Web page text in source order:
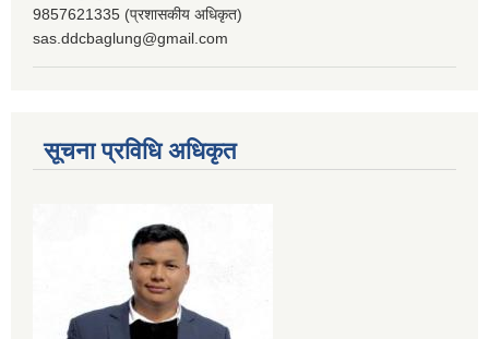
9857621335 (प्रशासकीय अधिकृत)
sas.ddcbaglung@gmail.com
सूचना प्रविधि अधिकृत